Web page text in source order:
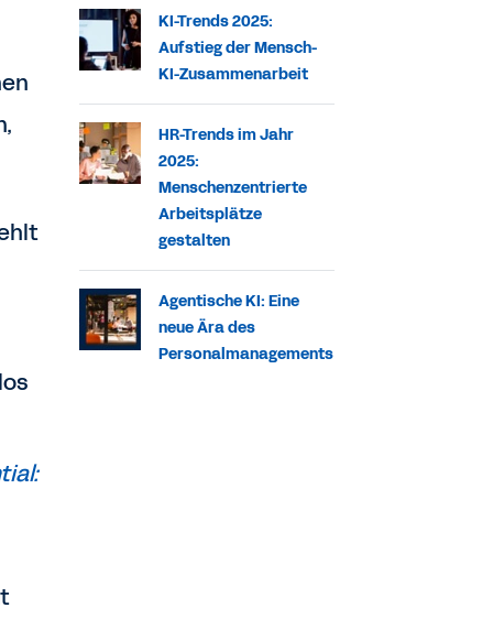
KI-Trends 2025:
Aufstieg der Mensch-
KI-Zusammenarbeit
HR-Trends im Jahr
2025:
Menschenzentrierte
Arbeitsplätze
gestalten
Agentische KI: Eine
neue Ära des
Personalmanagements